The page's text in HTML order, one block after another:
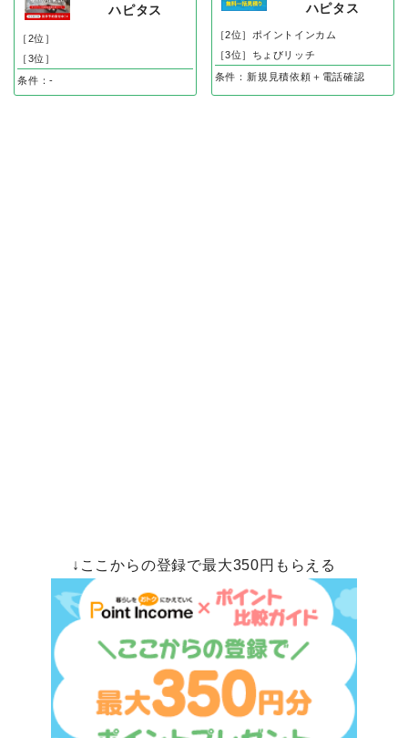
ハピタス
［2位］
［3位］
条件：-
ハピタス
［2位］ポイントインカム
［3位］ちょびリッチ
条件：新規見積依頼＋電話確認
↓ここからの登録で最大350円もらえる